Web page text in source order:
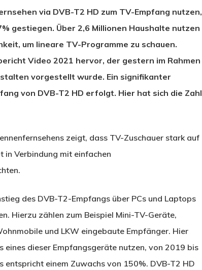
via DVB-T2 HD zum TV-Empfang nutzen,
gestiegen. Über 2,6 Millionen Haushalte nutzen
um lineare TV-Programme zu schauen.
Video 2021 hervor, der gestern im Rahmen
vorgestellt wurde. Ein signifikanter
von DVB-T2 HD erfolgt. Hier hat sich die Zahl
zeigt, dass TV-Zuschauer stark auf
Verbindung mit einfachen
des DVB-T2-Empfangs über PCs und Laptops
Hierzu zählen zum Beispiel Mini-TV-Geräte,
und LKW eingebaute Empfänger. Hier
eines dieser Empfangsgeräte nutzen, von 2019 bis
einem Zuwachs von 150%. DVB-T2 HD